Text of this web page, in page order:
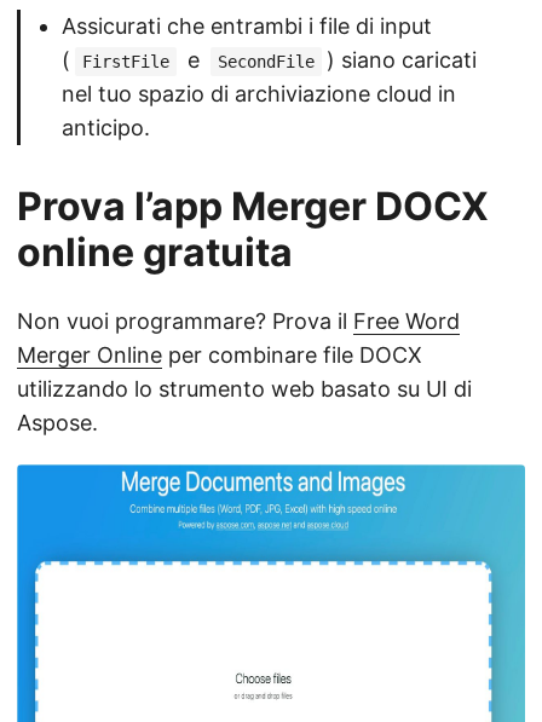
Assicurati che entrambi i file di input
(
FirstFile e SecondFile
) siano caricati
nel tuo spazio di archiviazione cloud in
anticipo.
Prova l’app Merger DOCX
online gratuita
Non vuoi programmare? Prova il Free Word
Merger Online per combinare file DOCX
utilizzando lo strumento web basato su UI di
Aspose.